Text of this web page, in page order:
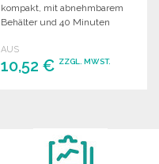
kompakt, mit abnehmbarem
Behälter und 40 Minuten
unterwegs.
AUS
10,52 € ZZGL. MWST.